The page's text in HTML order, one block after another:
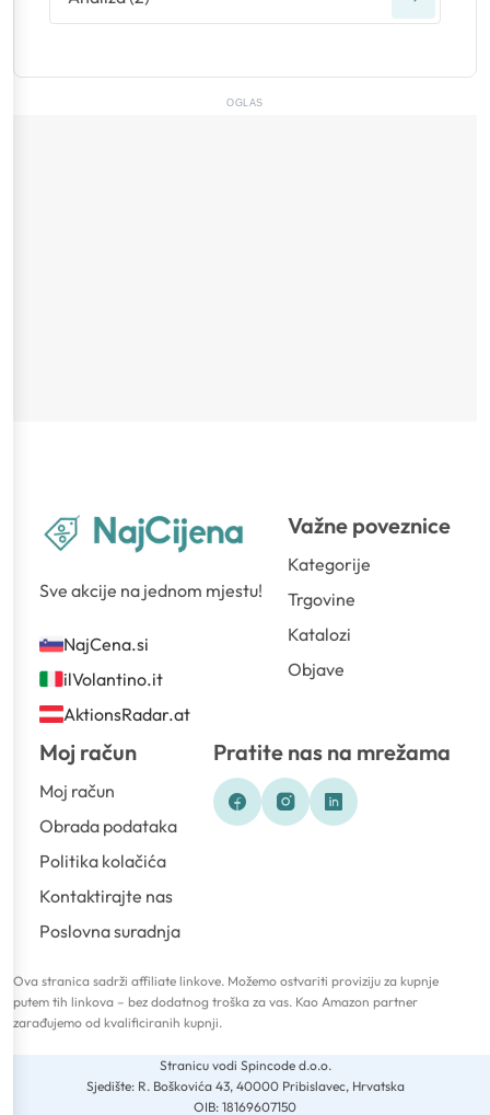
OGLAS
Sve akcije na jednom mjestu!
NajCena.si
ilVolantino.it
AktionsRadar.at
Važne poveznice
Kategorije
Trgovine
Katalozi
Objave
Moj račun
Moj račun
Obrada podataka
Politika kolačića
Kontaktirajte nas
Poslovna suradnja
Pratite nas na mrežama
Ova stranica sadrži affiliate linkove. Možemo ostvariti proviziju za kupnje
putem tih linkova – bez dodatnog troška za vas. Kao Amazon partner
zarađujemo od kvalificiranih kupnji.
Stranicu vodi Spincode d.o.o.
Sjedište: R. Boškovića 43, 40000 Pribislavec, Hrvatska
OIB: 18169607150